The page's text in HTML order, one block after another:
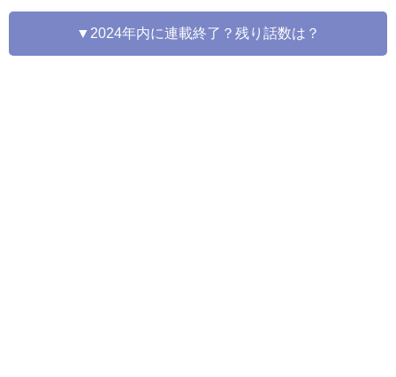
▼2024年内に連載終了？残り話数は？